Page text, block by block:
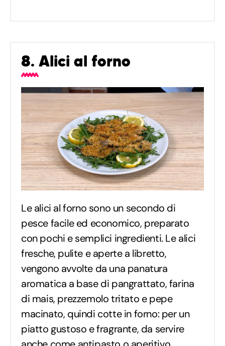
8. Alici al forno
Le alici al forno sono un secondo di
pesce facile ed economico, preparato
con pochi e semplici ingredienti. Le alici
fresche, pulite e aperte a libretto,
vengono avvolte da una panatura
aromatica a base di pangrattato, farina
di mais, prezzemolo tritato e pepe
macinato, quindi cotte in forno: per un
piatto gustoso e fragrante, da servire